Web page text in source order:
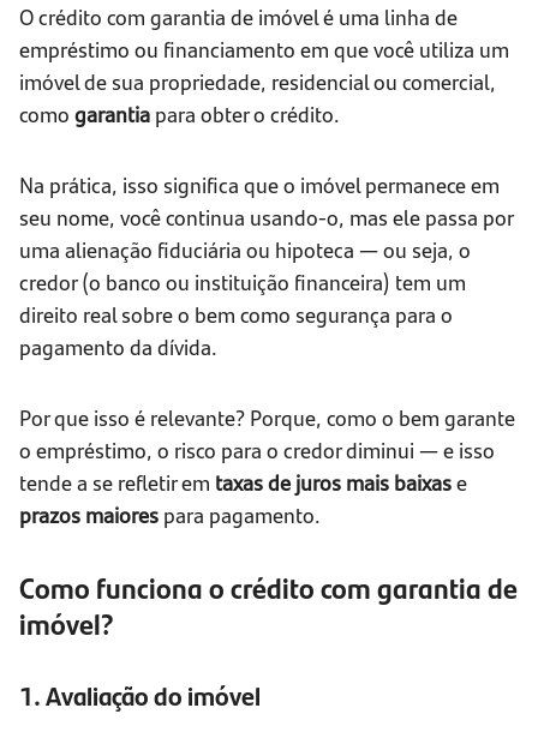
O crédito com garantia de imóvel é uma linha de
empréstimo ou financiamento em que você utiliza um
imóvel de sua propriedade, residencial ou comercial,
como garantia para obter o crédito.
Na prática, isso significa que o imóvel permanece em
seu nome, você continua usando-o, mas ele passa por
uma alienação fiduciária ou hipoteca — ou seja, o
credor (o banco ou instituição financeira) tem um
direito real sobre o bem como segurança para o
pagamento da dívida.
Por que isso é relevante? Porque, como o bem garante
o empréstimo, o risco para o credor diminui — e isso
tende a se refletir em taxas de juros mais baixase
prazos maiores para pagamento.
Como funciona o crédito com garantia de
imóvel?
1. Avaliação do imóvel